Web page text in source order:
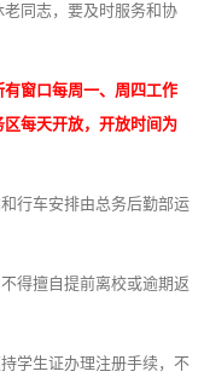
同志，要及时服务和协
窗口每周一、周四工作
每天开放，开放时间为
行车安排由总务后勤部运
得擅自提前离校或逾期返
学生证办理注册手续，不